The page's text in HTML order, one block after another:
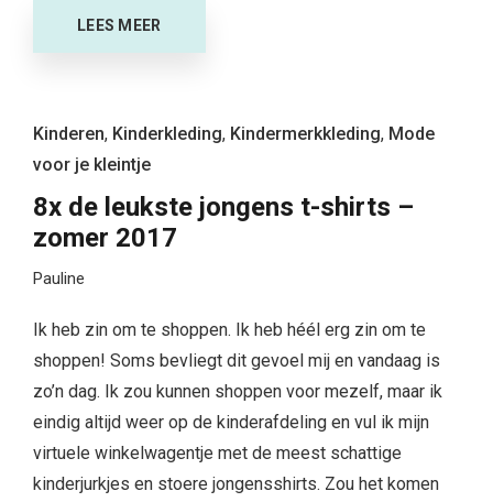
LEES MEER
Kinderen, Kinderkleding, Kindermerkkleding, Mode
voor je kleintje
8x de leukste jongens t-shirts –
zomer 2017
Pauline
Ik heb zin om te shoppen. Ik heb héél erg zin om te
shoppen! Soms bevliegt dit gevoel mij en vandaag is
zo’n dag. Ik zou kunnen shoppen voor mezelf, maar ik
eindig altijd weer op de kinderafdeling en vul ik mijn
virtuele winkelwagentje met de meest schattige
kinderjurkjes en stoere jongensshirts. Zou het komen